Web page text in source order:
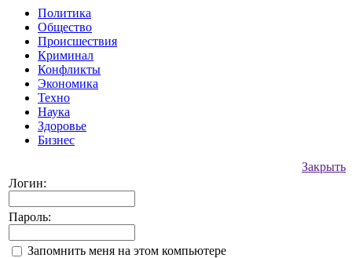
Политика
Общество
Происшествия
Криминал
Конфликты
Экономика
Техно
Наука
Здоровье
Бизнес
Закрыть
Логин:
Пароль:
Запомнить меня на этом компьютере